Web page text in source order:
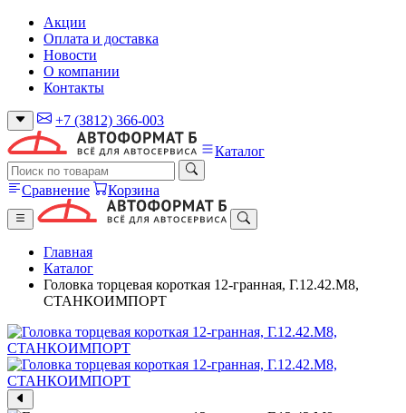
Акции
Оплата и доставка
Новости
О компании
Контакты
+7 (3812) 366-003
Каталог
Сравнение Корзина
Главная
Каталог
Головка торцевая короткая 12-гранная, Г.12.42.М8,
СТАНКОИМПОРТ